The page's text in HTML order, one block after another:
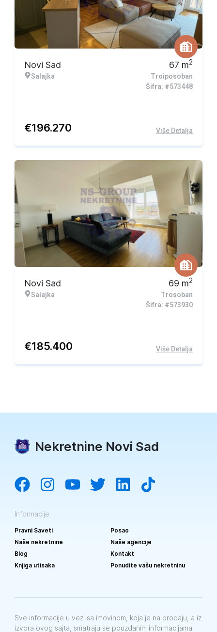
Ekskluzivna ponuda
Novi Sad
Salajka
67 m2
Troiposoban
Šifra: #573448
€196.270 Više Detalja
Ekskluzivna ponuda
Novi Sad
Salajka
69 m2
Trosoban
Šifra: #573930
€185.400 Više Detalja
Nekretnine Novi Sad
Informacije
Pravni Saveti
Posao
Naše nekretnine
Naše agencije
Blog
Kontakt
Knjiga utisaka
Ponudite vašu nekretninu
Sve informacije u vezi sa imovinom, koja je na prodaju, a iz
izvora ovog sajta, smatraju se pouzdanim informacijama.